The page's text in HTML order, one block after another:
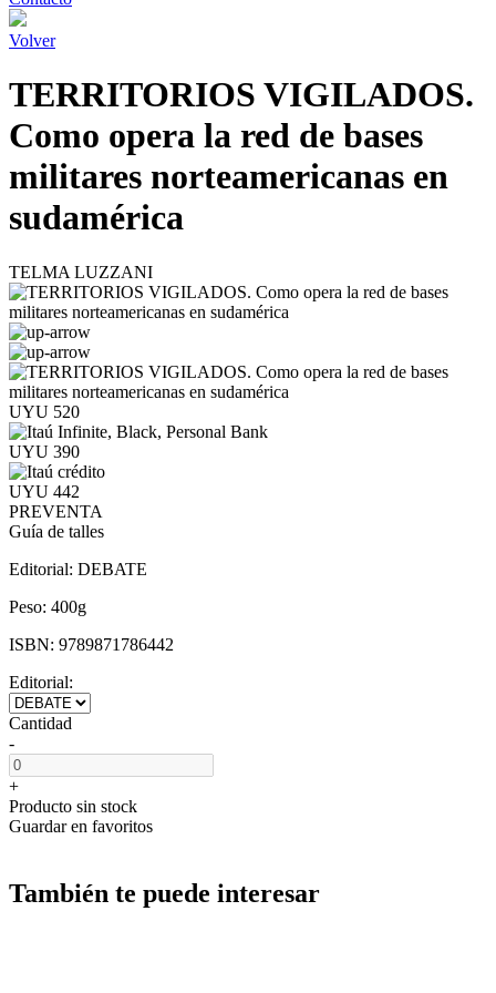
Volver
TERRITORIOS VIGILADOS.
Como opera la red de bases
militares norteamericanas en
sudamérica
TELMA LUZZANI
UYU 520
UYU 390
UYU 442
PREVENTA
Guía de talles
Editorial: DEBATE
Peso: 400g
ISBN: 9789871786442
Editorial:
Cantidad
-
+
Producto sin stock
Guardar en favoritos
También te puede interesar